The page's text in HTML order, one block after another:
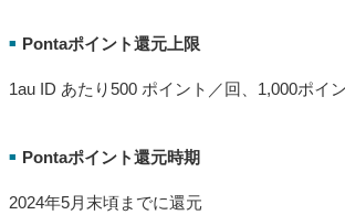
■ Pontaポイント還元上限
1au ID あたり500 ポイント／回、1,000ポイ
■ Pontaポイント還元時期
2024年5月末頃までに還元